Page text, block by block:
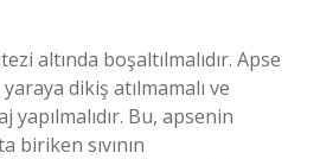
altında boşaltılmalıdır. Apse
dikiş atılmamalı ve
Bu, apsenin
sıvının